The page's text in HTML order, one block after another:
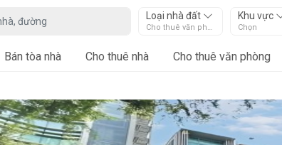
Loại nhà đất
Cho thuê văn phòng
Khu vực
Chọn
Bán tòa nhà Cho thuê nhà Cho thuê văn phòng